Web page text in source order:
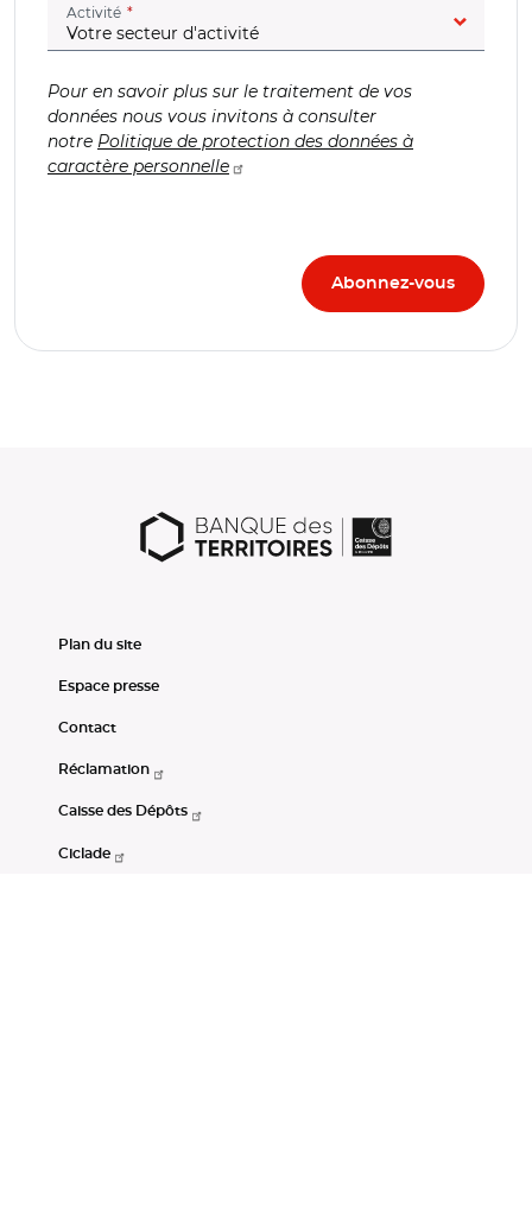
Activité (champ obligatoire)
Pour en savoir plus sur le traitement de vos
données nous vous invitons à consulter
notre Politique de protection des données à
caractère personnelle
Plan du site
Espace presse
Contact
Réclamation
Caisse des Dépôts
Ciclade